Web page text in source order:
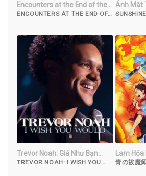
Encounters at the End of the
World
ENCOUNTERS AT THE END OF
Ánh Mặt
Trevor Noah: Giá Như Bạn…
TREVOR NOAH: I WISH YOU
Lam Hỏa
青の祓魔